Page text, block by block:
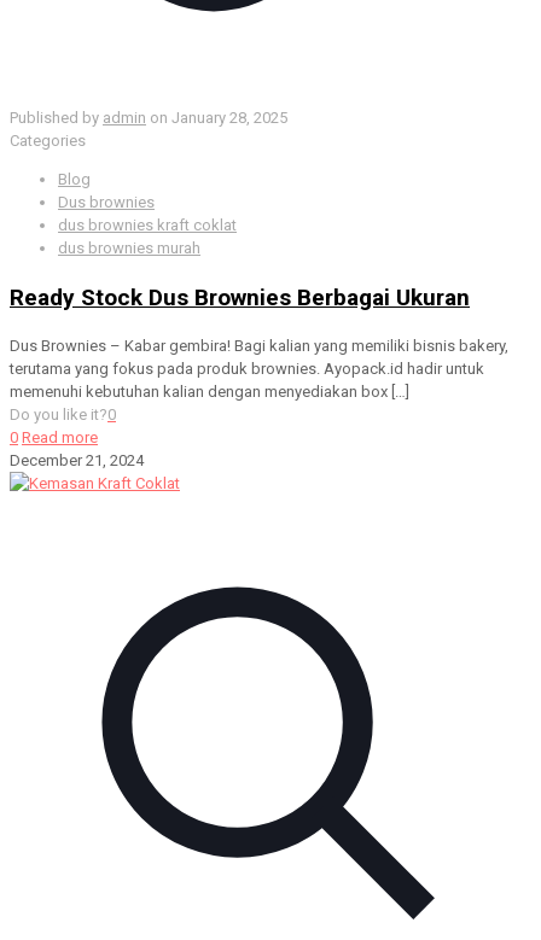
Published by admin on January 28, 2025
Categories
Blog
Dus brownies
dus brownies kraft coklat
dus brownies murah
Ready Stock Dus Brownies Berbagai Ukuran
Dus Brownies – Kabar gembira! Bagi kalian yang memiliki bisnis bakery,
terutama yang fokus pada produk brownies. Ayopack.id hadir untuk
memenuhi kebutuhan kalian dengan menyediakan box […]
Do you like it?0
0 Read more
December 21, 2024